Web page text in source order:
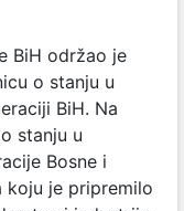
BiH održao je
o stanju u
BiH. Na
stanju u
Bosne i
koju je pripremilo